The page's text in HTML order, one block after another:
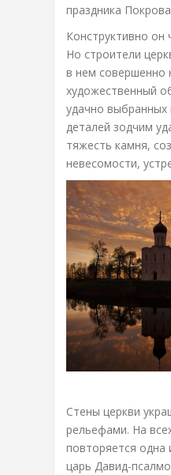
праздника
Конструктивно он
Но строители
в нем совершенно
художественный
удачно
деталей зодчим
тяжесть камня,
невесомости,
Стены церкви
рельефами. На
повторяется одна
царь Давид-